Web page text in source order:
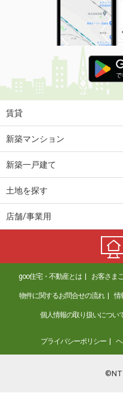
賃貸
新築マンション
新築一戸建て
土地を探す
店舗/事業用
goo住宅・不動産とは お客さま
物件に関するお問合せの流れ 情
個人情報の取り扱いについ
プライバシーポリシー